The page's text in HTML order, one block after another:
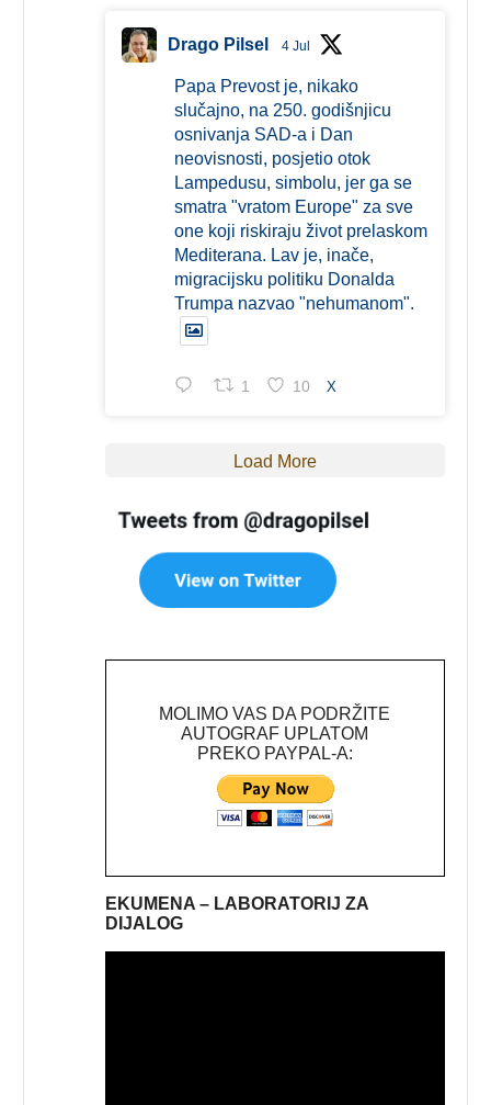
Drago Pilsel 4 Jul
Papa Prevost je, nikako
slučajno, na 250. godišnjicu
osnivanja SAD-a i Dan
neovisnosti, posjetio otok
Lampedusu, simbolu, jer ga se
smatra "vratom Europe" za sve
one koji riskiraju život prelaskom
Mediterana. Lav je, inače,
migracijsku politiku Donalda
Trumpa nazvao "nehumanom".
1 10 X
Load More
MOLIMO VAS DA PODRŽITE
AUTOGRAF UPLATOM
PREKO PAYPAL-A:
EKUMENA – LABORATORIJ ZA
DIJALOG